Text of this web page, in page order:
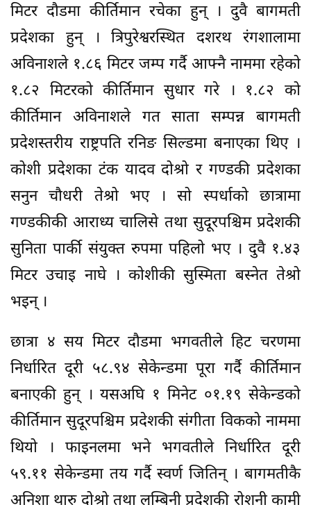
मिटर दौडमा कीर्तिमान रचेका हुन् । दुवै बागमती
प्रदेशका हुन् । त्रिपुरेश्वरस्थित दशरथ रंगशालामा
अविनाशले १.८६ मिटर जम्प गर्दै आफ्नै नाममा रहेको
१.८२ मिटरको कीर्तिमान सुधार गरे । १.८२ को
कीर्तिमान अविनाशले गत साता सम्पन्न बागमती
प्रदेशस्तरीय राष्ट्रपति रनिङ सिल्डमा बनाएका थिए ।
कोशी प्रदेशका टंक यादव दोश्रो र गण्डकी प्रदेशका
सनुन चौधरी तेश्रो भए । सो स्पर्धाको छात्रामा
गण्डकीकी आराध्य चालिसे तथा सुदूरपश्चिम प्रदेशकी
सुनिता पार्की संयुक्त रुपमा पहिलो भए । दुवै १.४३
मिटर उचाइ नाघे । कोशीकी सुस्मिता बस्नेत तेश्रो
भइन् ।
छात्रा ४ सय मिटर दौडमा भगवतीले हिट चरणमा
निर्धारित दूरी ५८.९४ सेकेन्डमा पूरा गर्दै कीर्तिमान
बनाएकी हुन् । यसअघि १ मिनेट ०१.१९ सेकेन्डको
कीर्तिमान सुदूरपश्चिम प्रदेशकी संगीता विकको नाममा
थियो । फाइनलमा भने भगवतीले निर्धारित दूरी
५९.११ सेकेन्डमा तय गर्दै स्वर्ण जितिन् । बागमतीकै
अनिशा थारु दोश्रो तथा लुम्बिनी प्रदेशकी रोशनी कामी